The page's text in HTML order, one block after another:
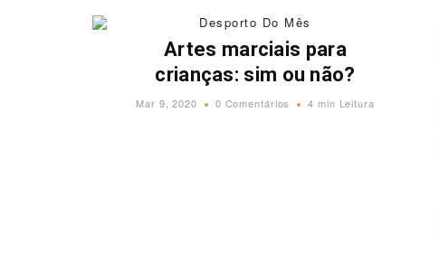
Desporto Do Mês
Artes marciais para
crianças: sim ou não?
Mar 9, 2020 0 Comentários 4 min Leitura